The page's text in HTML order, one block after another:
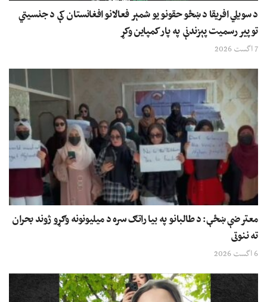
د سویلي افریقا د ښځو حقونو یو شمېر فعالانو افغانستان کې د جنسیتي
توپیر رسمیت پېزندنې په پار کمپاین وکړ
7 اگست 2026
معترضې ښځې: د طالبانو په بیا راتګ سره د میلیونونه وګړو ژوند بحران
ته ننوتی
6 اگست 2026